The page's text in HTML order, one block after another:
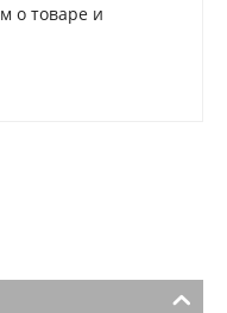
о товаре и